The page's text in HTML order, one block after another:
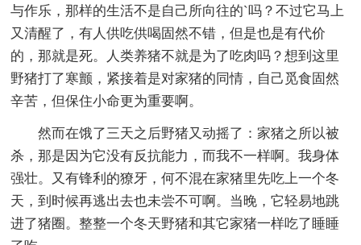
与作乐，那样的生活不是自己所向往的`吗？不过它马上
又清醒了，有人供吃供喝固然不错，但是也是有代价
的，那就是死。人类养猪不就是为了吃肉吗？想到这里
野猪打了寒颤，紧接着是对家猪的同情，自己觅食固然
辛苦，但保住小命更为重要啊。
然而在饿了三天之后野猪又动摇了：家猪之所以被
杀，那是因为它没有反抗能力，而我不一样啊。我身体
强壮。又有锋利的獠牙，何不混在家猪里先吃上一个冬
天，到时候再逃出去也未尝不可啊。当晚，它轻易地跳
进了猪圈。整整一个冬天野猪和其它家猪一样吃了睡睡